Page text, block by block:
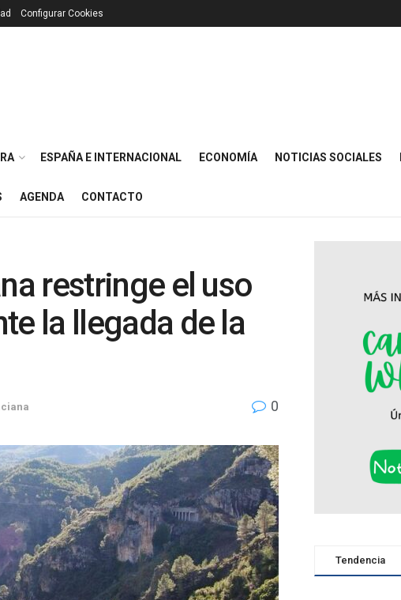
Configurar Cookies
ESPAÑA E INTERNACIONAL ECONOMÍA NOTICIAS SOCIALES
AGENDA CONTACTO
restringe el uso
la llegada de la
0
Tendencia